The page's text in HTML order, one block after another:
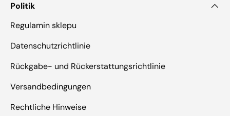
Politik
Regulamin sklepu
Datenschutzrichtlinie
Rückgabe- und Rückerstattungsrichtlinie
Versandbedingungen
Rechtliche Hinweise